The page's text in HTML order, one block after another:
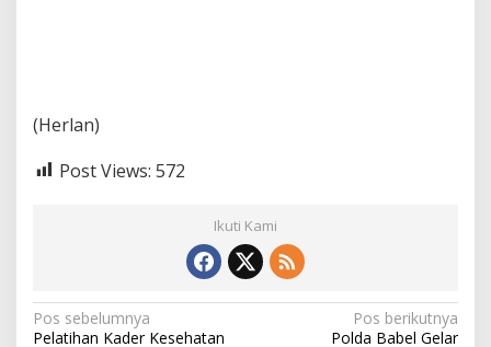
(Herlan)
Post Views: 572
Ikuti Kami
N
Pos sebelumnya
Pelatihan Kader Kesehatan
Pos berikutnya
Polda Babel Gelar